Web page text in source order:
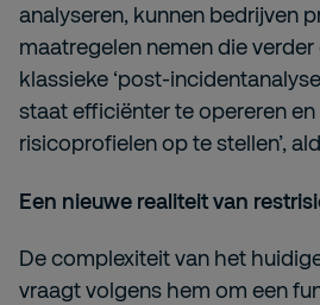
analyseren, kunnen bedrijven
maatregelen nemen die
klassieke ‘post-
staat efficiënter te opereren
risicoprofielen op te stellen’,
Een nieuwe realiteit van
De complexiteit van het
vraagt volgens hem om een